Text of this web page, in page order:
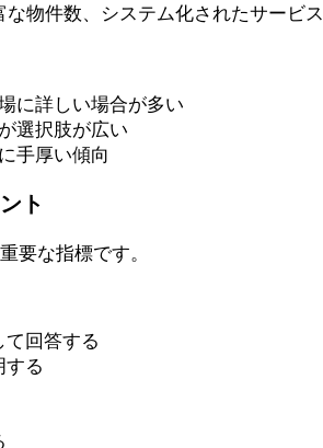
物件数、システム化されたサービス
に詳しい場合が多い
選択肢が広い
手厚い傾向
ト
要な指標です。
回答する
する